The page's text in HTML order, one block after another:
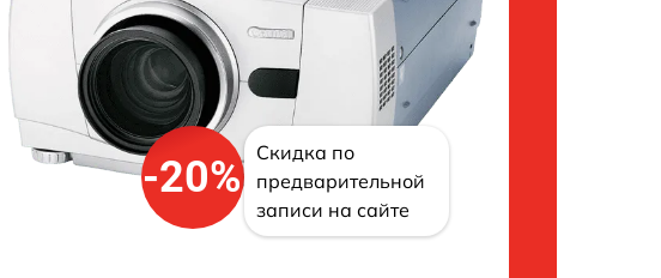
-20%
Скидка по
предварительной
записи на сайте